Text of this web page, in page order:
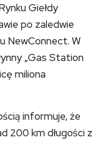
Giełdy
po zaledwie
NewConnect. W
„Gas Station
miliona
informuje, że
200 km długości z